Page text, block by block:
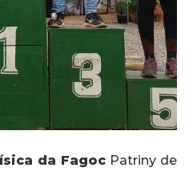
da Fagoc Patriny de